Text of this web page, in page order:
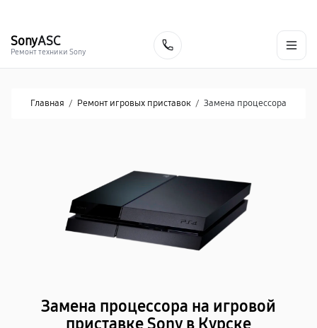
SonyASC
Ремонт техники Sony
Главная / Ремонт игровых приставок / Замена процессора
Замена процессора на игровой
приставке Sony в Курске